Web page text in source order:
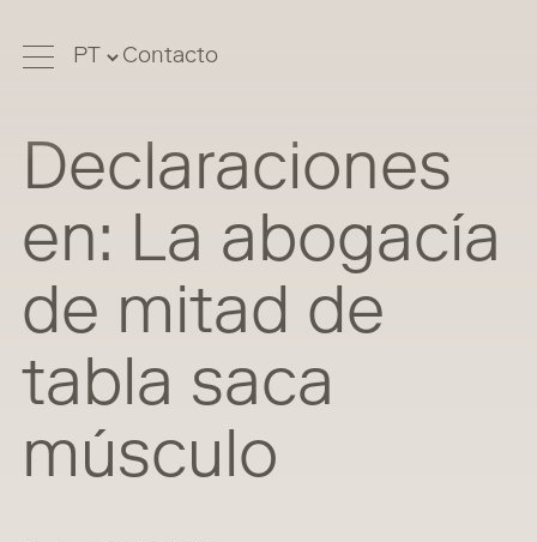
Contacto
Declaraciones
en: La abogacía
de mitad de
tabla saca
músculo